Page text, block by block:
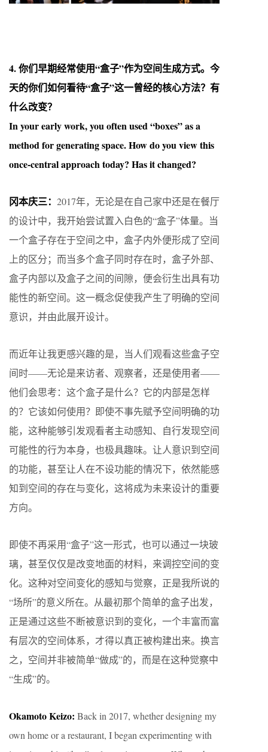
4. 你们早期经常使用“盒子”作为空间生成方式。今
天的你们如何看待“盒子”这一曾经的核心方法？有
什么改变？
In your early work, you often used “boxes” as a
method for generating space. How do you view this
once-central approach today? Has it changed?
冈本庆三： 2017年，无论是在自己家中还是在餐厅
的设计中，我开始尝试置入白色的“盒子”体量。当
一个盒子存在于空间之中，盒子内外便形成了空间
上的区分；而当多个盒子同时存在时，盒子外部、
盒子内部以及盒子之间的间隙，便会衍生出具有功
能性的新空间。这一概念促使我产生了明确的空间
意识，并由此展开设计。
而近年让我更感兴趣的是，当人们观看这些盒子空
间时——无论是来访者、观察者，还是使用者——
他们会思考：这个盒子是什么？它的内部是怎样
的？它该如何使用？即使不事先赋予空间明确的功
能，这种能够引发观看者主动感知、自行发现空间
可能性的行为本身，也极具趣味。让人意识到空间
的功能，甚至让人在不设功能的情况下，依然能感
知到空间的存在与变化，这将成为未来设计的重要
方向。
即使不再采用“盒子”这一形式，也可以通过一块玻
璃，甚至仅仅是改变地面的材料，来调控空间的变
化。这种对空间变化的感知与觉察，正是我所说的
“场所”的意义所在。从最初那个简单的盒子出发，
正是通过这些不断被意识到的变化，一个丰富而富
有层次的空间体系，才得以真正被构建出来。换言
之，空间并非被简单“做成”的，而是在这种觉察中
“生成”的。
Okamoto Keizo: Back in 2017, whether designing my
own home or a restaurant, I began experimenting with